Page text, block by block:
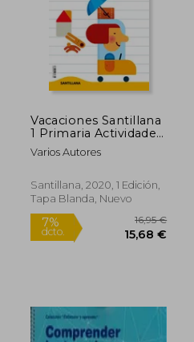
5%
dcto.
Vacaciones Santillana
1 Primaria Actividades
de Repaso Para el
Verano
Varios Autores
Santillana, 2020, 1 Edición,
Tapa Blanda, Nuevo